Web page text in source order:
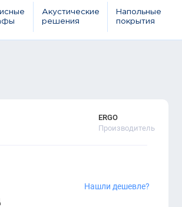
Акустические
решения
Напольные
покрытия
ERGO
Производитель
Нашли дешевле?